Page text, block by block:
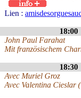
Lien :
18:00
John Paul Farahat
Mit französischem
18:30
Avec Muriel Groz
Avec Valentina Cieslar